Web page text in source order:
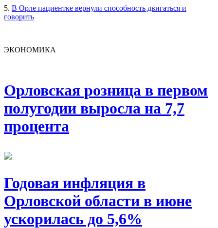
5. В Орле пациентке вернули способность двигаться и
говорить
ЭКОНОМИКА
Орловская розница в первом
полугодии выросла на 7,7
процента
Годовая инфляция в
Орловской области в июне
ускорилась до 5,6%